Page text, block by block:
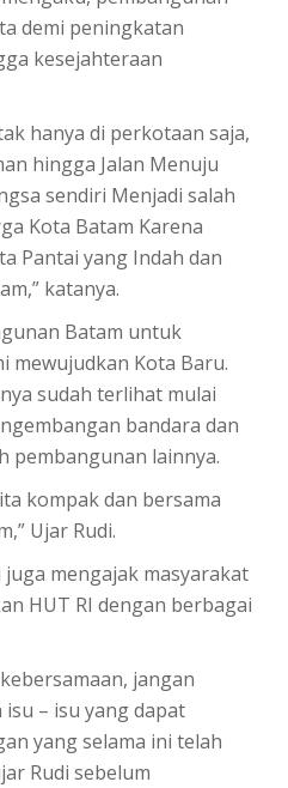
demi peningkatan
kesejahteraan
hanya di perkotaan saja,
hingga Jalan Menuju
sendiri Menjadi salah
Kota Batam Karena
Pantai yang Indah dan
katanya.
Batam untuk
mewujudkan Kota Baru.
sudah terlihat mulai
bandara dan
pembangunan lainnya.
kompak dan bersama
Ujar Rudi.
mengajak masyarakat
HUT RI dengan berbagai
jangan
– isu yang dapat
yang selama ini telah
Rudi sebelum